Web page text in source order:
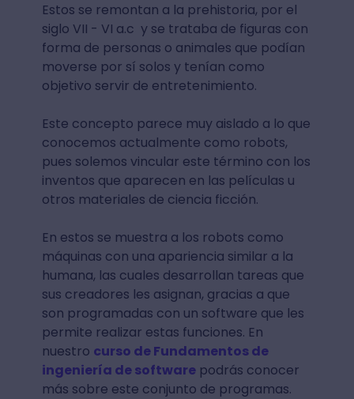
Estos se remontan a la prehistoria, por el
siglo VII - VI a.c y se trataba de figuras con
forma de personas o animales que podían
moverse por sí solos y tenían como
objetivo servir de entretenimiento.
Este concepto parece muy aislado a lo que
conocemos actualmente como robots,
pues solemos vincular este término con los
inventos que aparecen en las películas u
otros materiales de ciencia ficción.
En estos se muestra a los robots como
máquinas con una apariencia similar a la
humana, las cuales desarrollan tareas que
sus creadores les asignan, gracias a que
son programadas con un software que les
permite realizar estas funciones. En
nuestro curso de Fundamentos de
ingeniería de softwarepodrás conocer
más sobre este conjunto de programas.